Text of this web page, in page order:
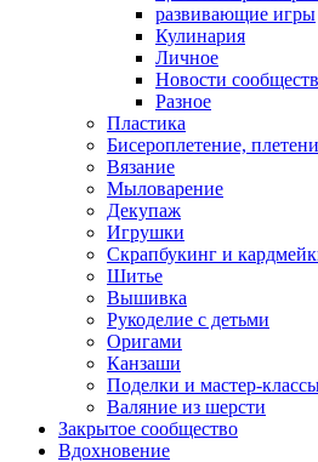
развивающие игры
Кулинария
Личное
Новости
Разное
Пластика
Бисероплетение,
Вязание
Мыловарение
Декупаж
Игрушки
Скрапбукинг и
Шитье
Вышивка
Рукоделие с детьми
Оригами
Канзаши
Поделки и мастер-
Валяние из шерсти
Закрытое сообщество
Вдохновение